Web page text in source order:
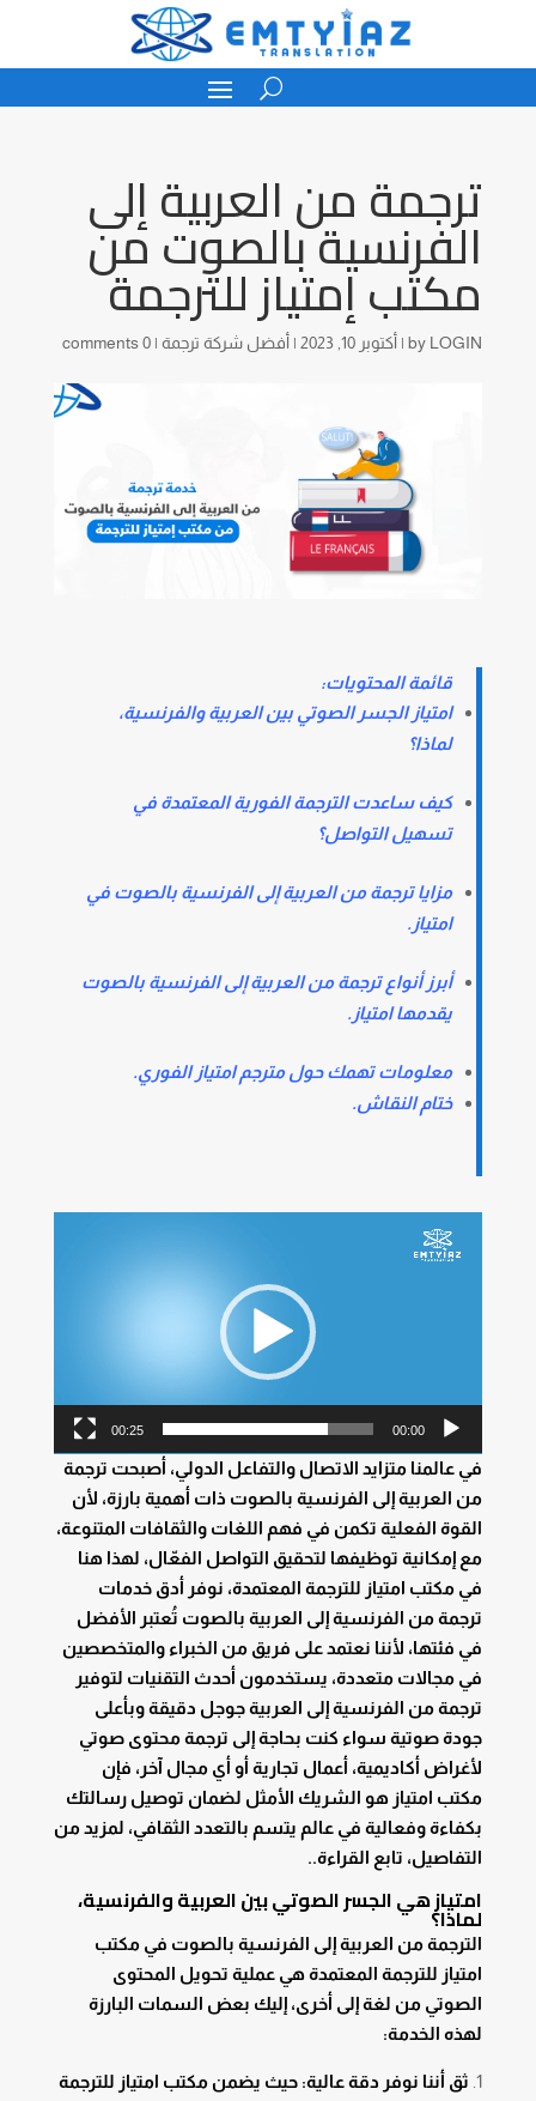
ترجمة من العربية إلى
الفرنسية بالصوت من
مكتب إمتياز للترجمة
by LOGIN
| أكتوبر 10, 2023 | أفضل شركة ترجمة|
0 comments
قائمة المحتويات:
امتياز الجسر الصوتي بين العربية والفرنسية،
لماذا؟
كيف ساعدت الترجمة الفورية المعتمدة في
تسهيل التواصل؟
مزايا ترجمة من العربية إلى الفرنسية بالصوت في
امتياز.
أبرز أنواع ترجمة من العربية إلى الفرنسية بالصوت
يقدمها امتياز.
معلومات تهمك حول مترجم امتياز الفوري.
ختام النقاش.
مشغل
الفيديو
00:00
00:25
في عالمنا متزايد الاتصال والتفاعل الدولي، أصبحت ترجمة
من العربية إلى الفرنسية بالصوت ذات أهمية بارزة، لأن
القوة الفعلية تكمن في فهم اللغات والثقافات المتنوعة،
مع إمكانية توظيفها لتحقيق التواصل الفعّال، لهذا هنا
في مكتب امتياز للترجمة المعتمدة، نوفر أدق خدمات
ترجمة من الفرنسية إلى العربية بالصوت تُعتبر الأفضل
في فئتها، لأننا نعتمد على فريق من الخبراء والمتخصصين
في مجالات متعددة، يستخدمون أحدث التقنيات لتوفير
ترجمة من الفرنسية إلى العربية جوجل دقيقة وبأعلى
جودة صوتية سواء كنت بحاجة إلى ترجمة محتوى صوتي
لأغراض أكاديمية، أعمال تجارية أو أي مجال آخر، فإن
مكتب امتياز هو الشريك الأمثل لضمان توصيل رسالتك
بكفاءة وفعالية في عالم يتسم بالتعدد الثقافي، لمزيد من
التفاصيل، تابع القراءة..
امتياز هي الجسر الصوتي بين العربية والفرنسية،
لماذا؟
الترجمة من العربية إلى الفرنسية بالصوت في مكتب
امتياز للترجمة المعتمدة هي عملية تحويل المحتوى
الصوتي من لغة إلى أخرى، إليك بعض السمات البارزة
لهذه الخدمة:
ثق أننا نوفر دقة عالية: حيث يضمن مكتب امتياز للترجمة